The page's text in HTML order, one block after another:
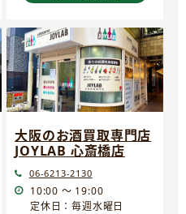
大阪のお酒買取専門店
JOYLAB 心斎橋店
06-6213-2130
10:00 ～ 19:00
定休日：毎週水曜日